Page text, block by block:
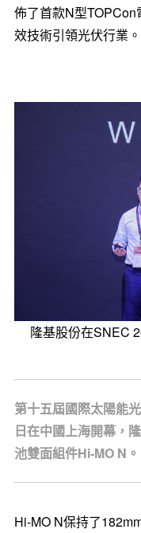
佈了首款N型
效技術引領光伏行業。
隆基股份在SNEC
第十五屆國際太陽能
日在中國上海開幕，
池雙面組件Hi-MO N。
Hi-MO N保持了